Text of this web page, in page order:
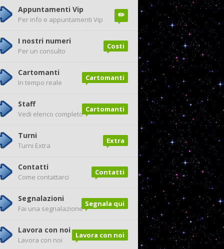
✏️
Appuntamenti Vip
Per info e appuntamenti Vip
Costi
I nostri numeri
Per un consulto
Cartomanti
Cartomanti
In tempo reale
Cartomanti
Staff
Vedi elenco completo
Extra
Turni
Turni Extra
Contatti
Contatti
Come contattarci
Segnala qui
Segnalazioni
Fai una segnalazione
Lavora con noi
Lavora con noi
Lavora con noi